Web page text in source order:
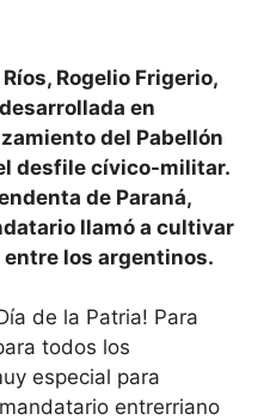
Rogelio Frigerio,
en
del Pabellón
desfile cívico-militar.
de Paraná,
llamó a cultivar
los argentinos.
de la Patria! Para
todos los
especial para
entrerriano